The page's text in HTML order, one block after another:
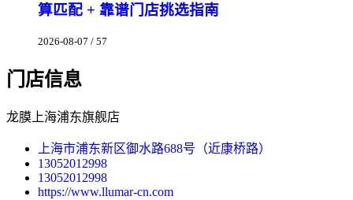
算匹配 + 靠谱门店挑选指南
2026-08-07 / 57
门店信息
龙膜上海浦东旗舰店
上海市浦东新区御水路688号（近康桥路）
13052012998
13052012998
https://www.llumar-cn.com